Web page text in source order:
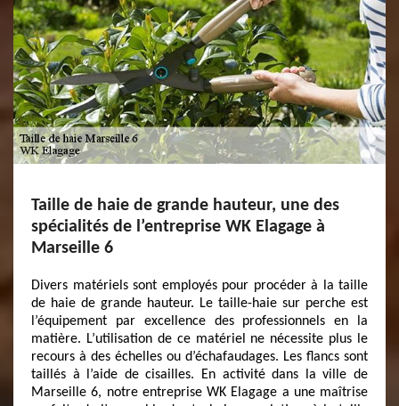
Taille de haie de grande hauteur, une des
spécialités de l’entreprise WK Elagage à
Marseille 6
Divers matériels sont employés pour procéder à la taille
de haie de grande hauteur. Le taille-haie sur perche est
l’équipement par excellence des professionnels en la
matière. L’utilisation de ce matériel ne nécessite plus le
recours à des échelles ou d’échafaudages. Les flancs sont
taillés à l’aide de cisailles. En activité dans la ville de
Marseille 6, notre entreprise WK Elagage a une maîtrise